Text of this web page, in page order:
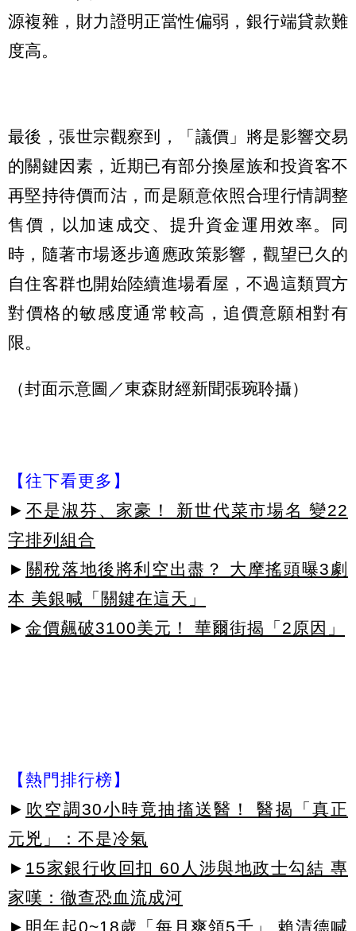
源複雜，財力證明正當性偏弱，銀行端貸款難
度高。
最後，張世宗觀察到，「議價」將是影響交易
的關鍵因素，近期已有部分換屋族和投資客不
再堅持待價而沽，而是願意依照合理行情調整
售價，以加速成交、提升資金運用效率。同
時，隨著市場逐步適應政策影響，觀望已久的
自住客群也開始陸續進場看屋，不過這類買方
對價格的敏感度通常較高，追價意願相對有
限。
（封面示意圖／東森財經新聞張琬聆攝）
【往下看更多】
► 不是淑芬、家豪！ 新世代菜市場名 變22
字排列組合
► 關稅落地後將利空出盡？ 大摩搖頭曝3劇
本 美銀喊「關鍵在這天」
► 金價飆破3100美元！ 華爾街揭「2原因」
【熱門排行榜】
► 吹空調30小時竟抽搐送醫！ 醫揭「真正
元兇」：不是冷氣
► 15家銀行收回扣 60人涉與地政士勾結 專
家嘆：徹查恐血流成河
► 明年起0~18歲「每月爽領5千」 賴清德喊